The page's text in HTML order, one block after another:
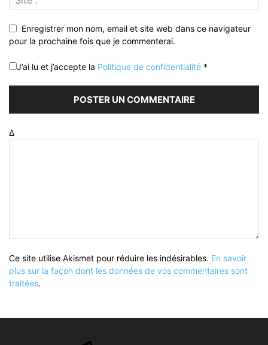
Enregistrer mon nom, email et site web dans ce navigateur
pour la prochaine fois que je commenterai.
J’ai lu et j’accepte la Politique de confidentialité *
Δ
Ce site utilise Akismet pour réduire les indésirables. En savoir
plus sur la façon dont les données de vos commentaires sont
traitées.